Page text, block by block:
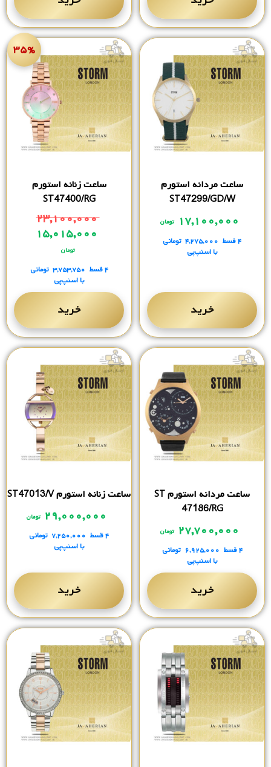
ساعت مردانه استورم
ST47299/GD/W
۱۷,۱۰۰,۰۰۰ تومان
۴ قسط ۴,۲۷۵,۰۰۰ تومانی
با اسنپ‌پی
خرید
۳۵%
ساعت زنانه استورم
ST47400/RG
۲۳,۱۰۰,۰۰۰
۱۵,۰۱۵,۰۰۰
تومان
۴ قسط ۳,۷۵۳,۷۵۰ تومانی
با اسنپ‌پی
خرید
ساعت مردانه استورم ST
47186/RG
۲۷,۷۰۰,۰۰۰ تومان
۴ قسط ۶,۹۲۵,۰۰۰ تومانی
با اسنپ‌پی
خرید
ساعت زنانه استورم ST47013/V
۲۹,۰۰۰,۰۰۰ تومان
۴ قسط ۷,۲۵۰,۰۰۰ تومانی
با اسنپ‌پی
خرید